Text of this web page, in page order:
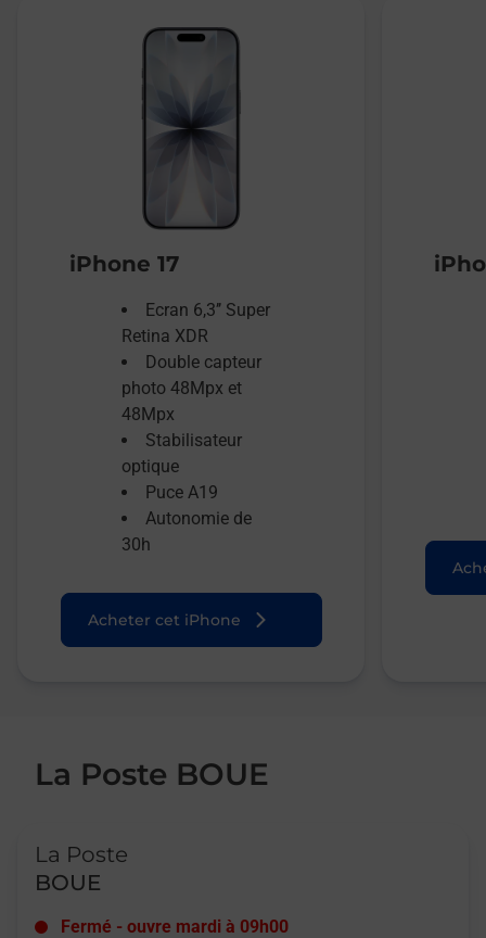
iPhone 17
Ecran 6,3’’ Super
Retina XDR
Double capteur
photo 48Mpx et
48Mpx
Stabilisateur
optique
Puce A19
Autonomie de
30h
Acheter cet iPhone
La Poste BOUE
La Poste
BOUE
Fermé - ouvre mardi à 09h00